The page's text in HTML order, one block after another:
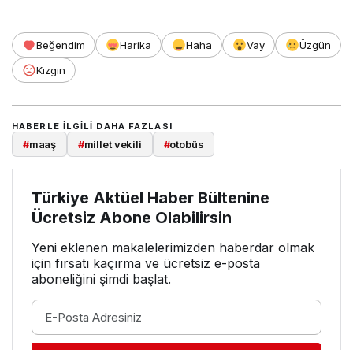
Beğendim Harika Haha Vay
Üzgün
Kızgın
HABERLE ILGILI DAHA FAZLASI
#maaş #millet vekili #otobüs
Türkiye Aktüel Haber Bültenine
Ücretsiz Abone Olabilirsin
Yeni eklenen makalelerimizden haberdar olmak
için fırsatı kaçırma ve ücretsiz e-posta
aboneliğini şimdi başlat.